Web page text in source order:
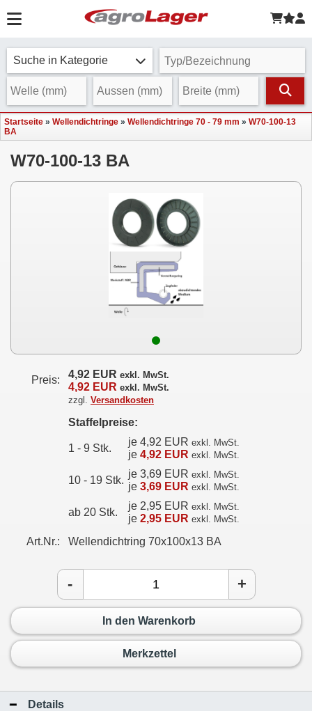
Suche in Kategorie
Startseite » Wellendichtringe » Wellendichtringe 70 - 79 mm » W70-100-13
BA
W70-100-13 BA
Preis: 4,92 EUR exkl. MwSt.
4,92 EUR exkl. MwSt.
zzgl. Versandkosten
Staffelpreise:
1 - 9 Stk.
je 4,92 EUR exkl. MwSt.
je 4,92 EUR exkl. MwSt.
10 - 19 Stk.
je 3,69 EUR exkl. MwSt.
je 3,69 EUR exkl. MwSt.
ab 20 Stk.
je 2,95 EUR exkl. MwSt.
je 2,95 EUR exkl. MwSt.
Art.Nr.: Wellendichtring 70x100x13 BA
- +
In den Warenkorb
Merkzettel
Details